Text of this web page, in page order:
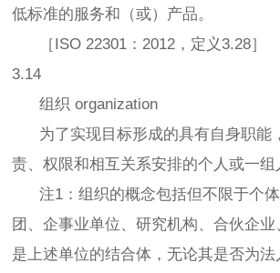
低标准的服务和（或）产品。
［ISO 22301：2012，定义3.28］
3.14
组织 organization
为了实现目标形成的具有自身职能
责、权限和相互关系安排的个人或一组
注1：组织的概念包括但不限于个体
团、企事业单位、研究机构、合伙企
是上述单位的结合体，无论其是否为